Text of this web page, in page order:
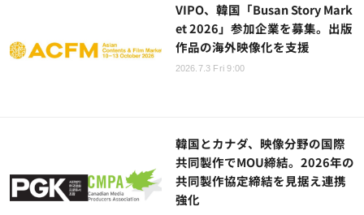
VIPO、韓国「Busan Story Mark
et 2026」参加企業を募集。出版
作品の海外映像化を支援
2026.7.3 Fri 9:00
韓国とカナダ、映像分野の国際
共同製作でMOU締結。2026年の
共同製作協定締結を見据え連携
強化